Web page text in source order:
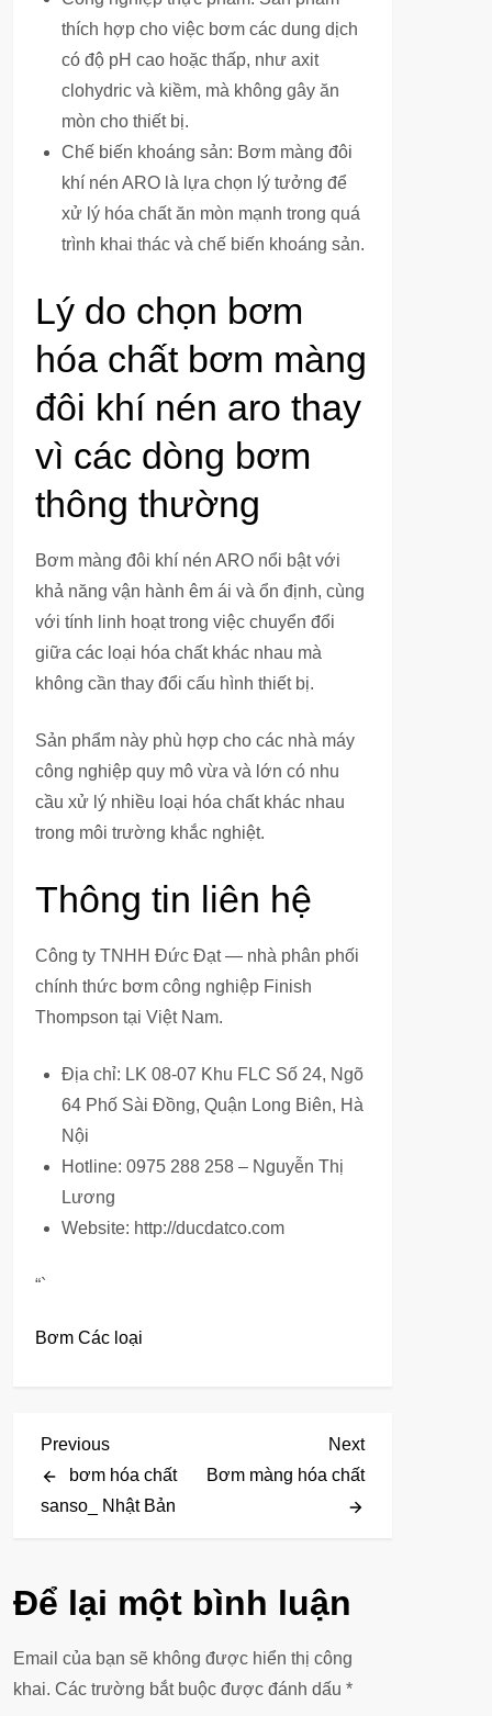
thích hợp cho việc bơm các dung dịch
có độ pH cao hoặc thấp, như axit
clohydric và kiềm, mà không gây ăn
mòn cho thiết bị.
Chế biến khoáng sản: Bơm màng đôi
khí nén ARO là lựa chọn lý tưởng để
xử lý hóa chất ăn mòn mạnh trong quá
trình khai thác và chế biến khoáng sản.
Lý do chọn bơm
hóa chất bơm màng
đôi khí nén aro thay
vì các dòng bơm
thông thường
Bơm màng đôi khí nén ARO nổi bật với
khả năng vận hành êm ái và ổn định, cùng
với tính linh hoạt trong việc chuyển đổi
giữa các loại hóa chất khác nhau mà
không cần thay đổi cấu hình thiết bị.
Sản phẩm này phù hợp cho các nhà máy
công nghiệp quy mô vừa và lớn có nhu
cầu xử lý nhiều loại hóa chất khác nhau
trong môi trường khắc nghiệt.
Thông tin liên hệ
Công ty TNHH Đức Đạt — nhà phân phối
chính thức bơm công nghiệp Finish
Thompson tại Việt Nam.
Địa chỉ: LK 08-07 Khu FLC Số 24, Ngõ
64 Phố Sài Đồng, Quận Long Biên, Hà
Nội
Hotline: 0975 288 258 – Nguyễn Thị
Lương
Website: http://ducdatco.com
“`
Bơm Các loại
Đ
i
u
h
ư
Previous
Post
Previous
bơm hóa chất
sanso_ Nhật Bản
Next
Post
Next
Bơm màng hóa chất
Để lại một bình luận
Email của bạn sẽ không được hiển thị công
khai. Các trường bắt buộc được đánh dấu *